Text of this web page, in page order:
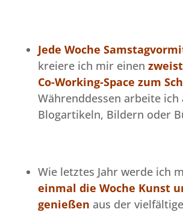
Jede Woche
kreiere ich mir einen
Co-Working-Space zum
Währenddessen arbeite ich
Blogartikeln, Bildern oder
Wie letztes Jahr werde ich
einmal die Woche Kunst
genießen aus der